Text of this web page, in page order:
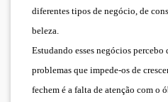
diferentes tipos de negócio, de
beleza.
Estudando esses negócios percebo
problemas que impede-os de
fechem é a falta de atenção com o